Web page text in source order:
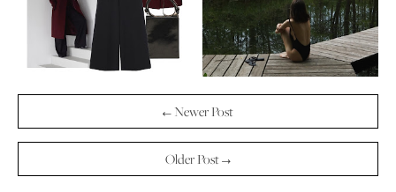
← Newer Post
Older Post →